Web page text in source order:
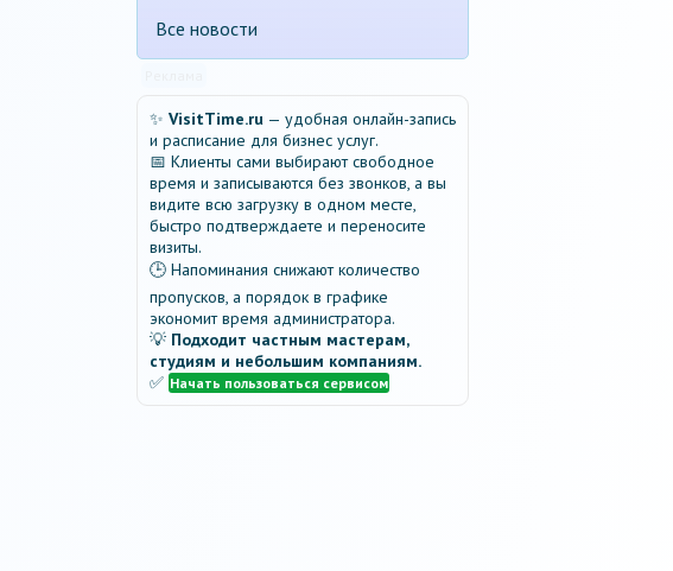
Все новости
✨ VisitTime.ru — удобная онлайн-запись
и расписание для бизнес услуг.
📅 Клиенты сами выбирают свободное
время и записываются без звонков, а вы
видите всю загрузку в одном месте,
быстро подтверждаете и переносите
визиты.
🕒 Напоминания снижают количество
пропусков, а порядок в графике
экономит время администратора.
💡 Подходит частным мастерам,
студиям и небольшим компаниям.
✅ Начать пользоваться сервисом